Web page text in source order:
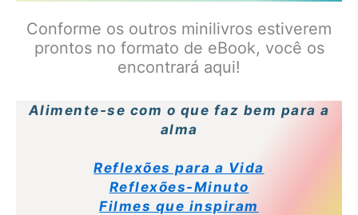
Conforme os outros minilivros estiverem
prontos no formato de eBook, você os
encontrará aqui!
Alimente-se com o que faz bem para a
alma
Reflexões para a Vida
Reflexões-Minuto
Filmes que inspiram